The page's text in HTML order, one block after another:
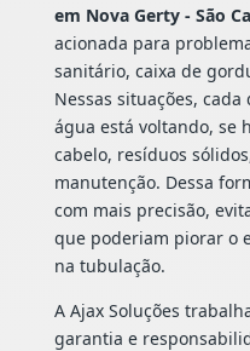
em Nova Gerty - São
acionada para
sanitário, caixa de
Nessas situações,
água está voltando, se
cabelo, resíduos
manutenção. Dessa
com mais precisão,
que poderiam piorar o
na tubulação.
A Ajax Soluções
garantia e